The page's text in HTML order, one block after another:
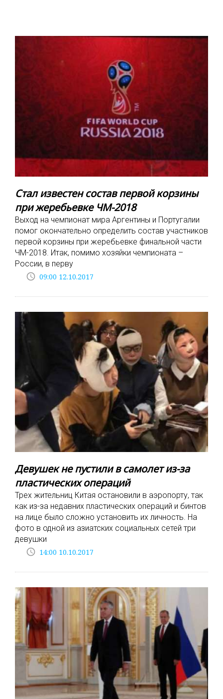
Стал известен состав первой корзины
при жеребьевке ЧМ-2018
Выход на чемпионат мира Аргентины и Португалии
помог окончательно определить состав участников
первой корзины при жеребьевке финальной части
ЧМ-2018. Итак, помимо хозяйки чемпионата –
России, в перву
access_time 09:00 12.10.2017
Девушек не пустили в самолет из-за
пластических операций
Трех жительниц Китая остановили в аэропорту, так
как из-за недавних пластических операций и бинтов
на лице было сложно установить их личность. На
фото в одной из азиатских социальных сетей три
девушки
access_time 14:00 10.10.2017